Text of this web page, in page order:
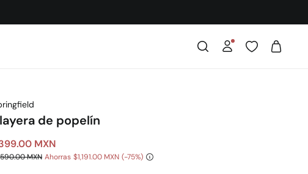
de popelín
MXN
MXN Ahorras $1,191.00 MXN 75